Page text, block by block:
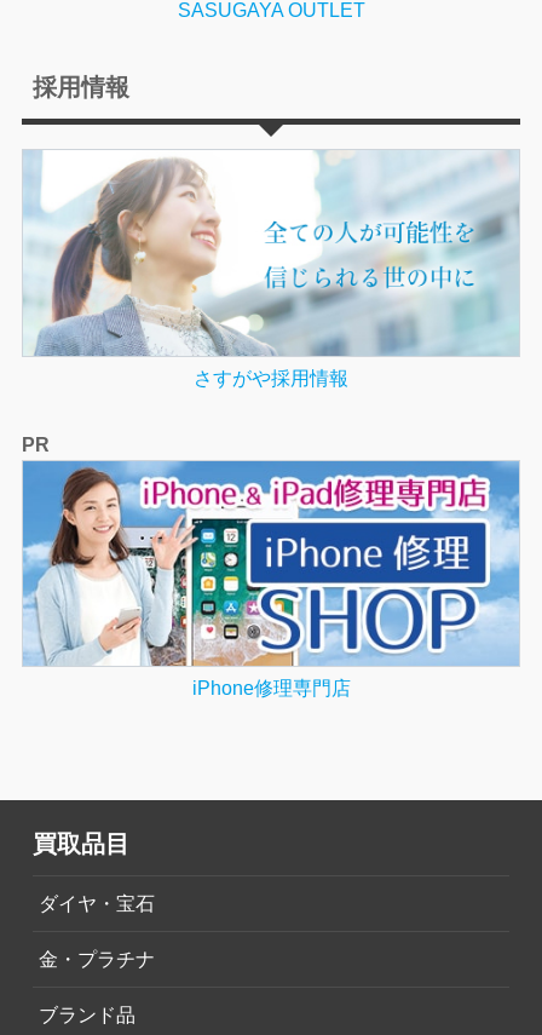
SASUGAYA OUTLET
採用情報
さすがや採用情報
PR
iPhone修理専門店
買取品目
ダイヤ・宝石
金・プラチナ
ブランド品